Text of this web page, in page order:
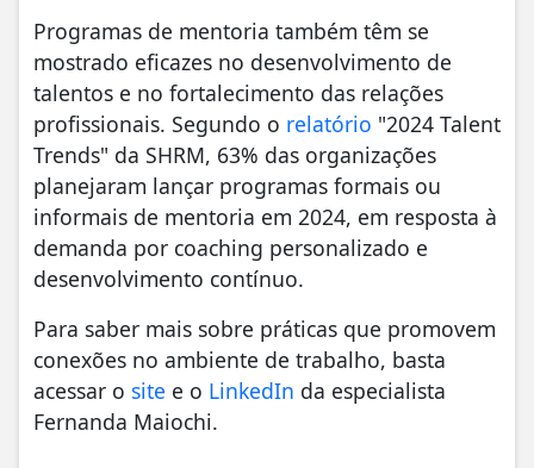
Programas de mentoria também têm se
mostrado eficazes no desenvolvimento de
talentos e no fortalecimento das relações
profissionais. Segundo o relatório "2024 Talent
Trends" da SHRM, 63% das organizações
planejaram lançar programas formais ou
informais de mentoria em 2024, em resposta à
demanda por coaching personalizado e
desenvolvimento contínuo.
Para saber mais sobre práticas que promovem
conexões no ambiente de trabalho, basta
acessar o site e o LinkedIn da especialista
Fernanda Maiochi.